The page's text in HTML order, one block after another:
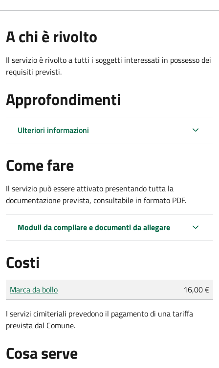
A chi è rivolto
Il servizio è rivolto a tutti i soggetti interessati in possesso dei
requisiti previsti.
Approfondimenti
Ulteriori informazioni
Come fare
Il servizio può essere attivato presentando tutta la
documentazione prevista, consultabile in formato PDF.
Moduli da compilare e documenti da allegare
Costi
Tipo di pagamento
Importo
Marca da bollo 16,00 €
I servizi cimiteriali prevedono il pagamento di una tariffa
prevista dal Comune.
Cosa serve